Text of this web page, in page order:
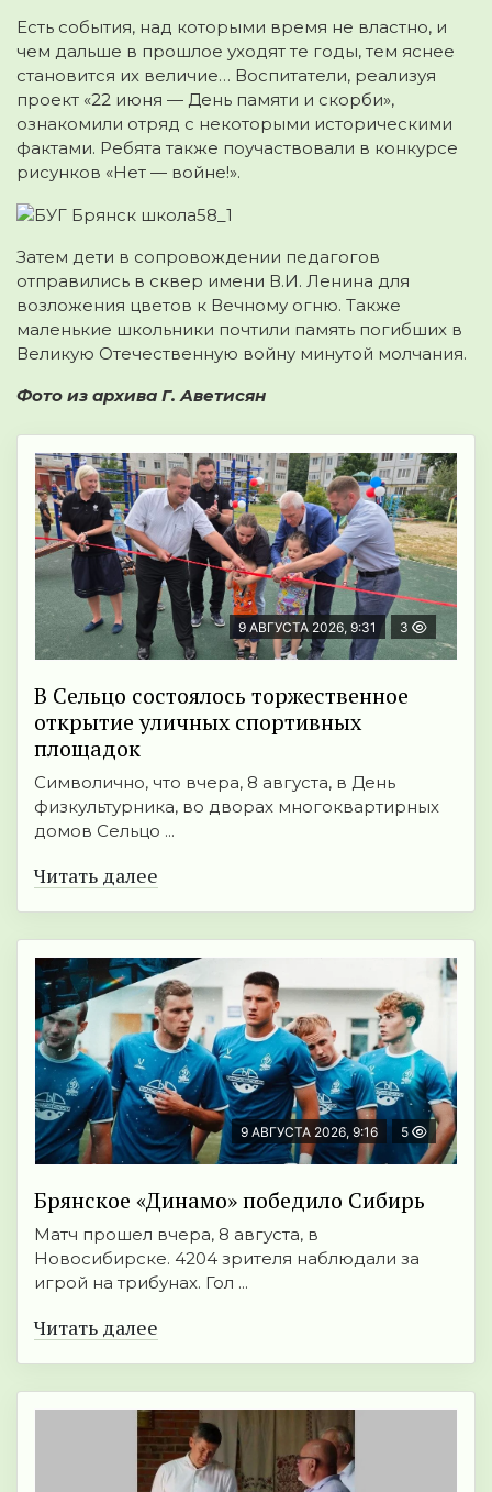
Есть события, над которыми время не властно, и
чем дальше в прошлое уходят те годы, тем яснее
становится их величие… Воспитатели, реализуя
проект «22 июня — День памяти и скорби»,
ознакомили отряд с некоторыми историческими
фактами. Ребята также поучаствовали в конкурсе
рисунков «Нет — войне!».
Затем дети в сопровождении педагогов
отправились в сквер имени В.И. Ленина для
возложения цветов к Вечному огню. Также
маленькие школьники почтили память погибших в
Великую Отечественную войну минутой молчания.
Фото из архива Г. Аветисян
9 АВГУСТА 2026, 9:31 3
В Сельцо состоялось торжественное
открытие уличных спортивных
площадок
Символично, что вчера, 8 августа, в День
физкультурника, во дворах многоквартирных
домов Сельцо ...
Читать далее
9 АВГУСТА 2026, 9:16 5
Брянское «Динамо» победило Сибирь
Матч прошел вчера, 8 августа, в
Новосибирске. 4204 зрителя наблюдали за
игрой на трибунах. Гол ...
Читать далее